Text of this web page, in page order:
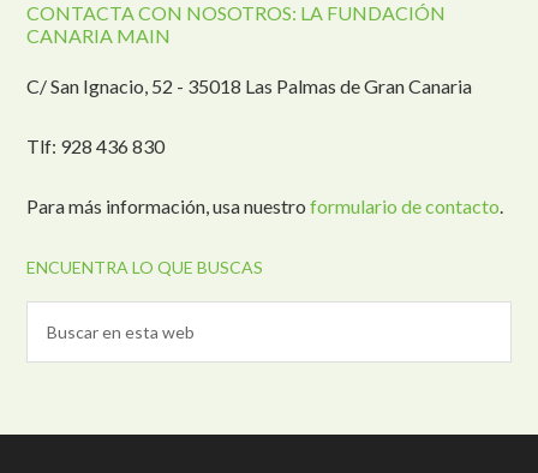
CONTACTA CON NOSOTROS: LA FUNDACIÓN
CANARIA MAIN
C/ San Ignacio, 52 - 35018 Las Palmas de Gran Canaria
Tlf: 928 436 830
Para más información, usa nuestroformulario de contacto.
ENCUENTRA LO QUE BUSCAS